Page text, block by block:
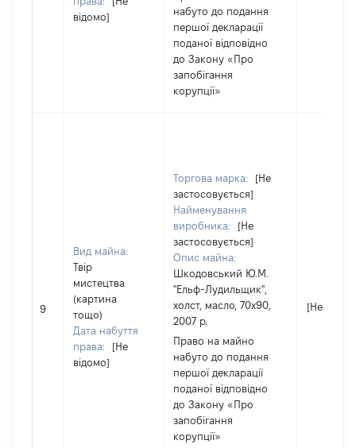
відомо]
набуто до подання
першої декларації
поданої відповідно
до Закону «Про
запобігання
корупції»
9
Вид майна:
Твір
мистецтва
(картина
тощо)
Дата набуття
права:
[Не
відомо]
Торгова марка:
[Не
застосовується]
Найменування
виробника:
[Не
застосовується]
Опис майна:
Шкодовський Ю.М.
"Ельф-Лудильщик",
холст, масло, 70х90,
2007 р.
Право на майно
набуто до подання
першої декларації
поданої відповідно
до Закону «Про
запобігання
корупції»
[Не